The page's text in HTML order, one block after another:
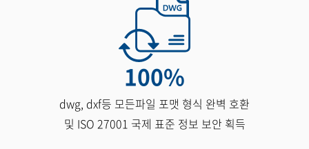
100%
dwg, dxf등 모든파일 포맷 형식 완벽 호환
및 ISO 27001 국제 표준 정보 보안 획득